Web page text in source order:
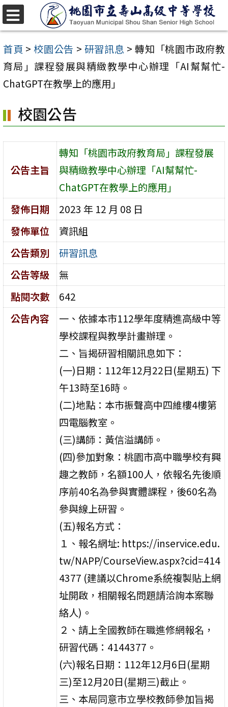
跳
至
主
要
內
區
首頁 > 校園公告 > 研習訊息 > 轉知「桃園市政府教
育局」課程發展與精緻教學中心辦理「AI幫幫忙-
ChatGPT在教學上的應用」
校園公告
公告主旨
轉知「桃園市政府教育局」課程發展
與精緻教學中心辦理「AI幫幫忙-
ChatGPT在教學上的應用」
發佈日期
2023 年 12 月 08 日
發佈單位
資訊組
公告類別
研習訊息
公告等級
無
點閱次數
642
公告內容
一、依據本市112學年度精進高級中等
學校課程與教學計畫辦理。
二、旨揭研習相關訊息如下：
(一)日期：112年12月22日(星期五) 下
午13時至16時。
(二)地點：本市振聲高中四維樓4樓第
四電腦教室。
(三)講師：黃信溢講師。
(四)參加對象：桃園市高中職學校有興
趣之教師，名額100人，依報名先後順
序前40名為參與實體課程，後60名為
參與線上研習。
(五)報名方式：
１、報名網址: https://inservice.edu.
tw/NAPP/CourseView.aspx?cid=414
4377 (建議以Chrome系統複製貼上網
址開啟，相關報名問題請洽詢本案聯
絡人)。
２、請上全國教師在職進修網報名，
研習代碼：4144377。
(六)報名日期：112年12月6日(星期
三)至12月20日(星期三)截止。
三、本局同意市立學校教師參加旨揭
選
單